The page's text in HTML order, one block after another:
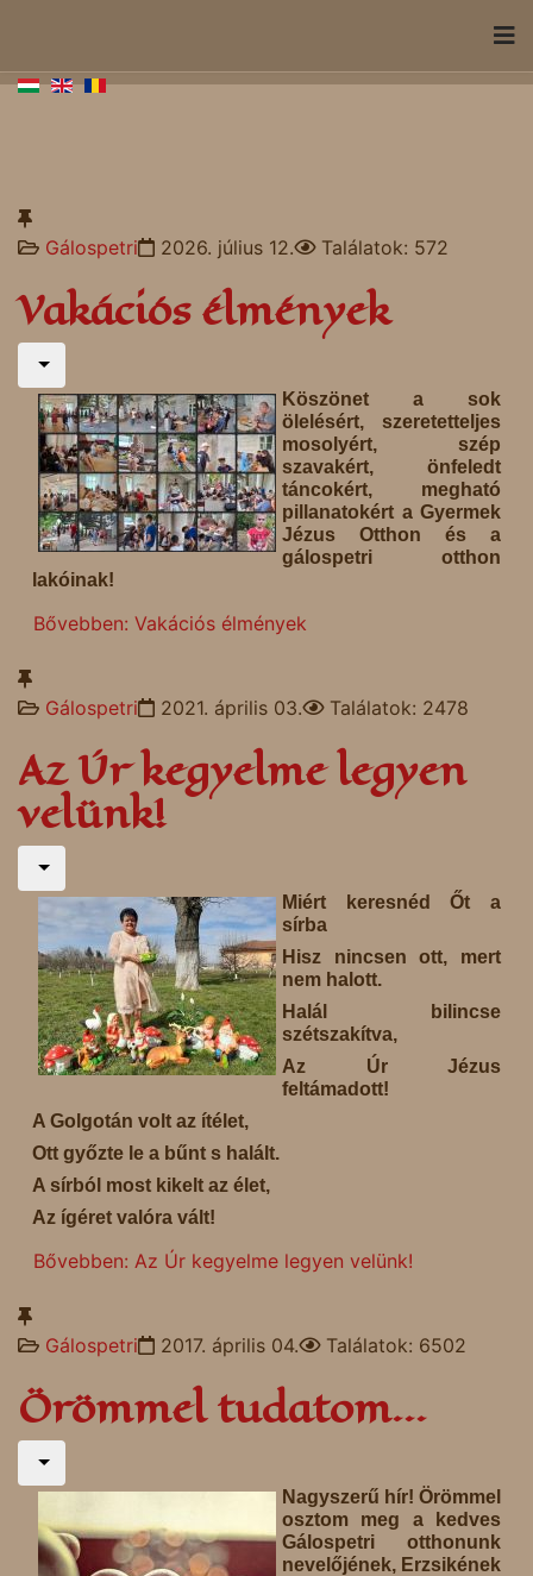
Gálospetri 2026. július 12. Találatok: 572
Vakációs élmények
Köszönet a sok
ölelésért, szeretetteljes
mosolyért, szép
szavakért, önfeledt
táncokért, megható
pillanatokért a Gyermek
Jézus Otthon és a
gálospetri otthon
lakóinak!
Bővebben: Vakációs élmények
Gálospetri 2021. április 03. Találatok: 2478
Az Úr kegyelme legyen
velünk!
Miért keresnéd Őt a
sírba
Hisz nincsen ott, mert
nem halott.
Halál bilincse
szétszakítva,
Az Úr Jézus
feltámadott!
A Golgotán volt az ítélet,
Ott győzte le a bűnt s halált.
A sírból most kikelt az élet,
Az ígéret valóra vált!
Bővebben: Az Úr kegyelme legyen velünk!
Gálospetri 2017. április 04. Találatok: 6502
Örömmel tudatom...
Nagyszerű hír! Örömmel
osztom meg a kedves
Gálospetri otthonunk
nevelőjének, Erzsikének